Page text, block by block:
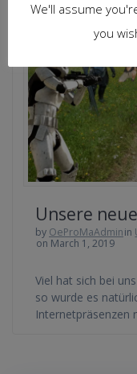
Unsere
by OeProMaAdminin
on March 1, 2019
Viel hat sich bei
so wurde es
Internetpräsenzen
We'll assume
you